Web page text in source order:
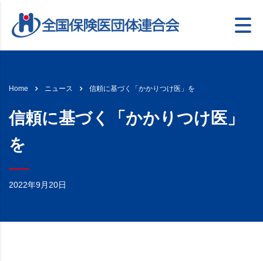
Home ニュース 信頼に基づく「かかりつけ医」を
信頼に基づく「かかりつけ医」
を
2022年9月20日